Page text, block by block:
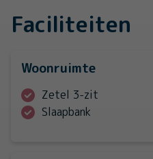
Faciliteiten
Woonruimte
Zetel 3-zit
Slaapbank